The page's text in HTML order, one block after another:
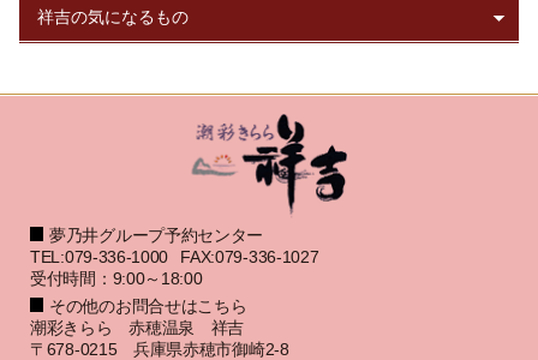
夢乃井グループ予約センター
TEL:079-336-1000
FAX:079-336-1027
受付時間：9:00～18:00
その他のお問合せはこちら
潮彩きらら 赤穂温泉 祥吉
〒678-0215 兵庫県赤穂市御崎2-8